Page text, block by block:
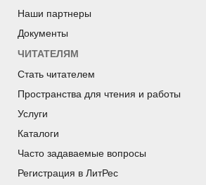
Наши партнеры
Документы
ЧИТАТЕЛЯМ
Стать читателем
Пространства для чтения и работы
Услуги
Каталоги
Часто задаваемые вопросы
Регистрация в ЛитРес